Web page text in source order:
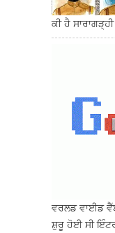
ਕੀ ਹੈ
ਵਰਲਡ ਵਾਈਡ
ਸ਼ੁਰੂ ਹੋਈ ਸੀ